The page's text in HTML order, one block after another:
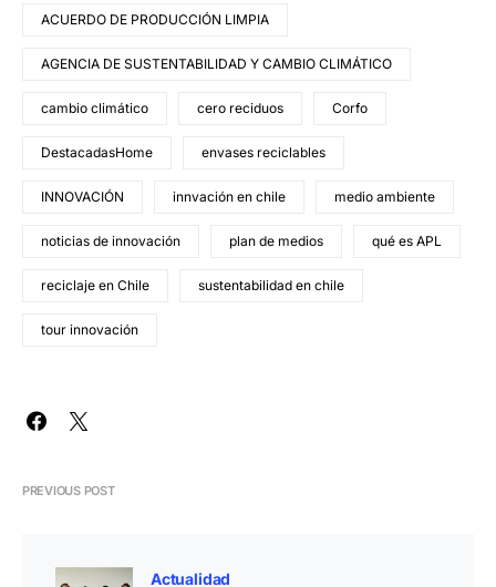
ACUERDO DE PRODUCCIÓN LIMPIA
AGENCIA DE SUSTENTABILIDAD Y CAMBIO CLIMÁTICO
cambio climático cero reciduos Corfo
DestacadasHome envases reciclables
INNOVACIÓN innvación en chile medio ambiente
noticias de innovación plan de medios qué es APL
reciclaje en Chile sustentabilidad en chile
tour innovación
PREVIOUS POST
Actualidad